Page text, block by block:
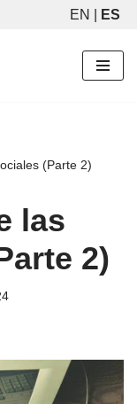
EN ES
(Parte 2)
las
2)